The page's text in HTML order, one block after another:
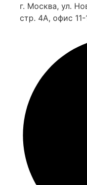
г. Москва, ул.
стр. 4А, офис 11-